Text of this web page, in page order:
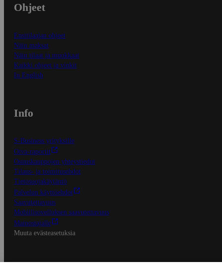
Ohjeet
Ensitilaajan ohjeet
Näin maksat
Näin tilaat ja muokkaat
Kaikki ohjeet ja vinkit
In English
Info
S-Business yrityksille
Oiva-raportit
Osuuskauppojen yhteystiedot
Tilaus- ja toimitusehdot
Tietosuojakäytäntö
Palvelun käyttöehdot
Saavutettavuus
Mobiilisovelluksen saavutettavuus
Mainostajalle
Muuta evästeasetuksia